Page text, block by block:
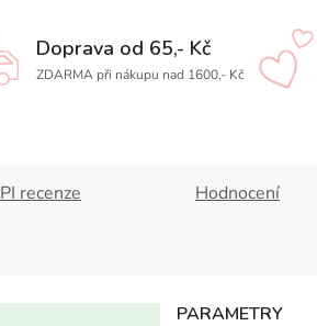
Doprava od 65,- Kč
ZDARMA při nákupu nad 1600,- Kč
recenze Hodnocení